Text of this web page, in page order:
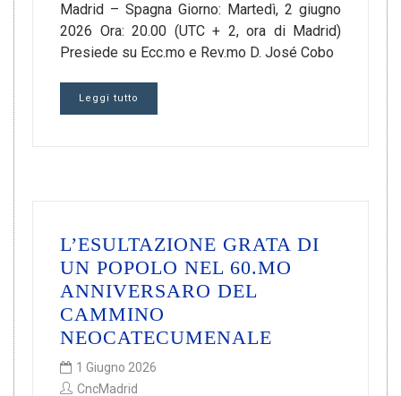
Madrid – Spagna Giorno: Martedì, 2 giugno
2026 Ora: 20.00 (UTC + 2, ora di Madrid)
Presiede su Ecc.mo e Rev.mo D. José Cobo
Leggi tutto
L’ESULTAZIONE GRATA DI
UN POPOLO NEL 60.MO
ANNIVERSARO DEL
CAMMINO
NEOCATECUMENALE
1 Giugno 2026
CncMadrid